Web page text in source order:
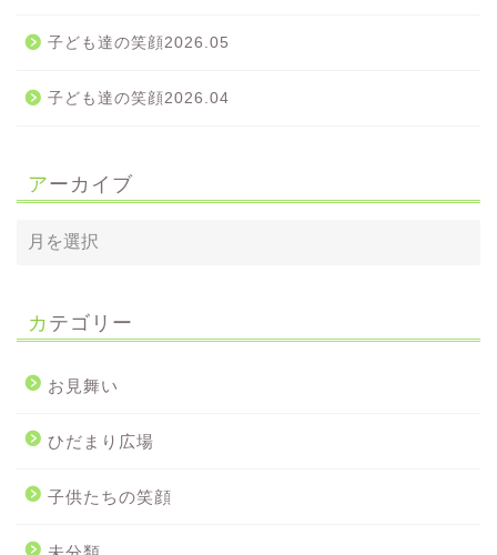
子ども達の笑顔2026.05
子ども達の笑顔2026.04
アーカイブ
カテゴリー
お見舞い
ひだまり広場
子供たちの笑顔